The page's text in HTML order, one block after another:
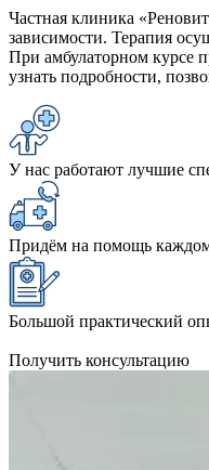
Частная клиника
зависимости. Терапия
При амбулаторном курсе
узнать подробности,
У нас работают лучшие
Придём на помощь
Большой практический
Получить консультацию